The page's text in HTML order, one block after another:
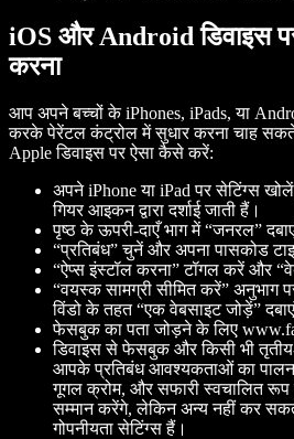
iOS और Android डिवाइस
करना
आप अपने बच्चों के iPhones, iPads, या
करके पेरेंटल कंट्रोल में सुधार करना चाह सकते
Apple डिवाइस पर ऐसा कैसे करें:
अपने iPhone या iPad पर सेटिंग्स
गियर आइकन द्वारा दर्शाई जाती हैं।
पृष्ठ के ऊपरी-दाएँ भाग में “जनरल”
“प्रतिबंध” चुनें और अपना पासकोड
“ऐप्स इंस्टॉल करना” टॉगल करें और
“वयस्क सामग्री सीमित करें” अनुभाग
विंडो के तहत “एक वेबसाइट जोड़ें”
फेसबुक का पता जोड़ने के लिए
डिवाइस से फेसबुक और किसी भी तृतीय-
आपके प्रतिबंध आवश्यकताओं का
गूगल क्रोम, और सफारी स्वचालित
सम्मान करेंगे, लेकिन अन्य नहीं कर
गोपनीयता सेटिंग्स हैं।